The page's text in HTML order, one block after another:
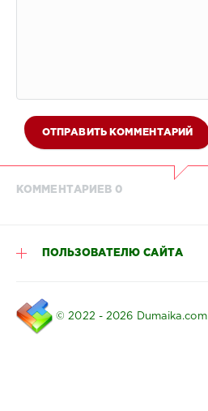
ОТПРАВИТЬ КОММЕНТАРИЙ
КОММЕНТАРИЕВ 0
ПОЛЬЗОВАТЕЛЮ САЙТА
© 2022 - 2026 Dumaika.com